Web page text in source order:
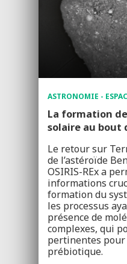
ASTRONOMIE -
La formation
solaire au bout
Le retour sur
de l’astéroïde
OSIRIS-REx a
informations
formation du
les processus
présence de
complexes, qui
pertinentes
prébiotique.